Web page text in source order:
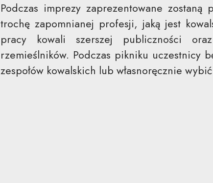
Podczas imprezy zaprezentowane
trochę zapomnianej profesji, jaką jest
pracy kowali szerszej publiczności
rzemieślników. Podczas pikniku uczestnicy
zespołów kowalskich lub własnoręcznie